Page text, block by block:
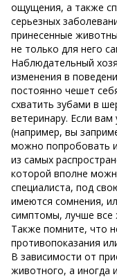
ощущения, а также
серьезных
принесенные
не только для него
Наблюдательный
изменения в
постоянно чешет
схватить зубами в
ветеринару. Если вам
(например, вы
можно попробовать
из самых
которой вполне
специалиста, под
имеются сомнения,
симптомы, лучше все
Также помните, что
противопоказания
В зависимости от
животного, а иногда